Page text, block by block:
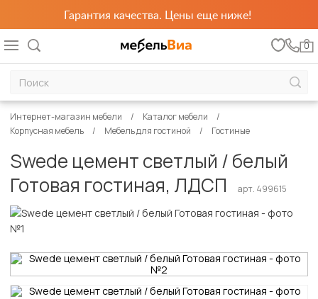
Гарантия качества. Цены еще ниже!
0
Интернет-магазин мебели
Каталог мебели
Корпусная мебель
Мебель для гостиной Гостиные
Swede цемент светлый / белый
Готовая гостиная, ЛДСП
арт. 499615